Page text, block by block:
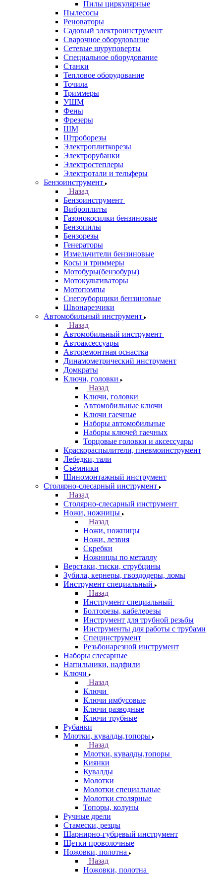
Пилы циркулярные
Пылесосы
Реноваторы
Садовый электроинструмент
Сварочное оборудование
Сетевые шуруповерты
Специальное оборудование
Станки
Тепловое оборудование
Точила
Триммеры
УШМ
Фены
Фрезеры
ШМ
Штроборезы
Электроплиткорезы
Электрорубанки
Электростеплеры
Электротали и тельферы
Бензоинструмент
Назад
Бензоинструмент
Виброплиты
Газонокосилки бензиновые
Бензопилы
Бензорезы
Генераторы
Измельчители бензиновые
Косы и триммеры
Мотобуры(бензобуры)
Мотокультиваторы
Мотопомпы
Снегоуборщики бензиновые
Швонарезчики
Автомобильный инструмент
Назад
Автомобильный инструмент
Автоаксессуары
Авторемонтная оснастка
Динамометрический инструмент
Домкраты
Ключи, головки
Назад
Ключи, головки
Автомобильные ключи
Ключи гаечные
Наборы автомобильные
Наборы ключей гаечных
Торцовые головки и аксессуары
Краскораспылители, пневмоинструмент
Лебедки, тали
Съёмники
Шиномонтажный инструмент
Столярно-слесарный инструмент
Назад
Столярно-слесарный инструмент
Ножи, ножницы
Назад
Ножи, ножницы
Ножи, лезвия
Скребки
Ножницы по металлу
Верстаки, тиски, струбцины
Зубила, кернеры, гвоздодеры, ломы
Инструмент специальный
Назад
Инструмент специальный
Болторезы, кабелерезы
Инструмент для трубной резьбы
Инструменты для работы с трубами
Специнструмент
Резьбонарезной инструмент
Наборы слесарные
Напильники, надфили
Ключи
Назад
Ключи
Ключи имбусовые
Ключи разводные
Ключи трубные
Рубанки
Млотки, кувалды,топоры
Назад
Млотки, кувалды,топоры
Киянки
Кувалды
Молотки
Молотки специальные
Молотки столярные
Топоры, колуны
Ручные дрели
Стамески, резцы
Шарнирно-губцевый инструмент
Щетки проволочные
Ножовки, полотна
Назад
Ножовки, полотна